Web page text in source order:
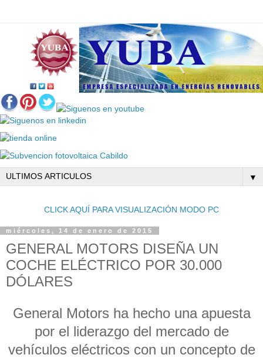
▼
CLICK AQUÍ PARA VISUALIZACIÓN MODO PC
miércoles, 14 de enero de 2015
GENERAL MOTORS DISEÑA UN
COCHE ELÉCTRICO POR 30.000
DÓLARES
General Motors ha hecho una apuesta
por el liderazgo del mercado de
vehículos eléctricos con un concepto de